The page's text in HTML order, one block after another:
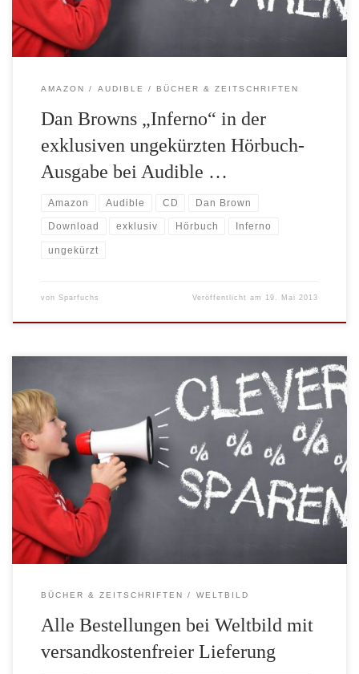
AMAZON AUDIBLE BÜCHER & ZEITSCHRIFTEN
Dan Browns „Inferno“ in der
exklusiven ungekürzten Hörbuch-
Ausgabe bei Audible …
Amazon Audible CD Dan Brown
Download exklusiv Hörbuch Inferno
ungekürzt
von Sparfuchs Veröffentlicht am 19. Mai 2013
Kurz vor Weihnachten gibt es bei Weltbild nochmals eine Aktion
bei der Sie die Versandkostenpauschale auf alle Bestellungen
sparen können. Sie sparen dadurch bis zum 16.12.2012 die
Versandkosten in Höhe von 3,95 Euro. Ab 17.12. fallen die
Versandkosten dann wieder an, außer Sie bestellen mindestens ein
Buch oder Hörbuch im […]
BÜCHER & ZEITSCHRIFTEN WELTBILD
Alle Bestellungen bei Weltbild mit
versandkostenfreier Lieferung